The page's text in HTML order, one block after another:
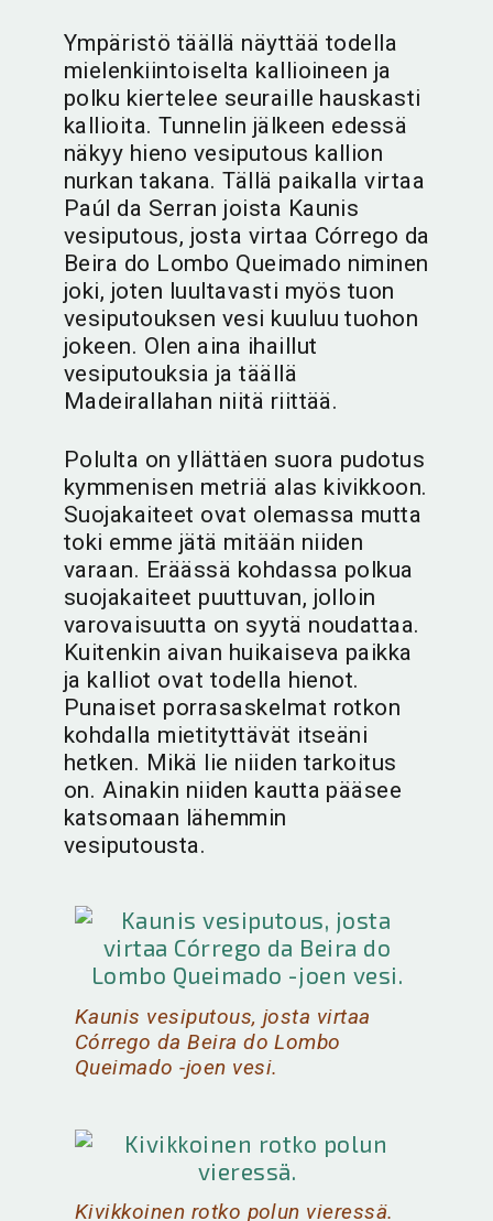
Ympäristö täällä näyttää todella
mielenkiintoiselta kallioineen ja
polku kiertelee seuraille hauskasti
kallioita. Tunnelin jälkeen edessä
näkyy hieno vesiputous kallion
nurkan takana. Tällä paikalla virtaa
Paúl da Serran joista Kaunis
vesiputous, josta virtaa Córrego da
Beira do Lombo Queimado niminen
joki, joten luultavasti myös tuon
vesiputouksen vesi kuuluu tuohon
jokeen. Olen aina ihaillut
vesiputouksia ja täällä
Madeirallahan niitä riittää.
Polulta on yllättäen suora pudotus
kymmenisen metriä alas kivikkoon.
Suojakaiteet ovat olemassa mutta
toki emme jätä mitään niiden
varaan. Eräässä kohdassa polkua
suojakaiteet puuttuvan, jolloin
varovaisuutta on syytä noudattaa.
Kuitenkin aivan huikaiseva paikka
ja kalliot ovat todella hienot.
Punaiset porrasaskelmat rotkon
kohdalla mietityttävät itseäni
hetken. Mikä lie niiden tarkoitus
on. Ainakin niiden kautta pääsee
katsomaan lähemmin
vesiputousta.
Kaunis vesiputous, josta virtaa
Córrego da Beira do Lombo
Queimado -joen vesi.
Kivikkoinen rotko polun vieressä.